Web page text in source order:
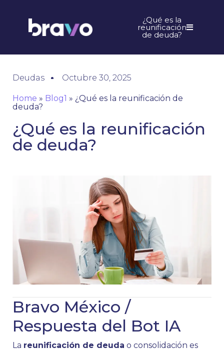
¿Qué es la
reunificación
de deuda?
Deudas Octubre 30, 2025
Home » Blog1 » ¿Qué es la reunificación de
deuda?
¿Qué es la reunificación
de deuda?
Bravo México /
Respuesta del Bot IA
La reunificación de deuda o consolidación es